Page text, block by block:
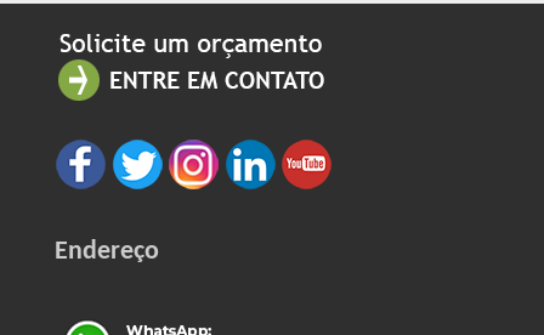
Endereço